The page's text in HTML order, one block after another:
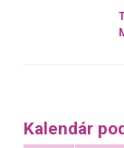
Kalendár